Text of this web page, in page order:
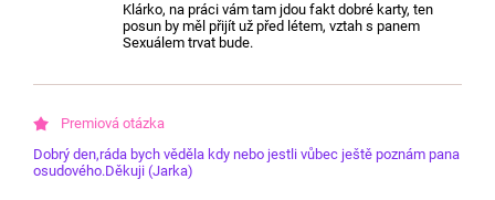
Klárko, na práci vám tam jdou fakt dobré karty, ten
posun by měl přijít už před létem, vztah s panem
Sexuálem trvat bude.
Dobrý den,ráda bych věděla kdy nebo jestli vůbec ještě poznám pana
osudového.Děkuji (Jarka)